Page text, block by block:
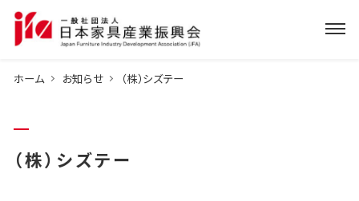
ホーム お知らせ （株）シズテー
（株）シズテー